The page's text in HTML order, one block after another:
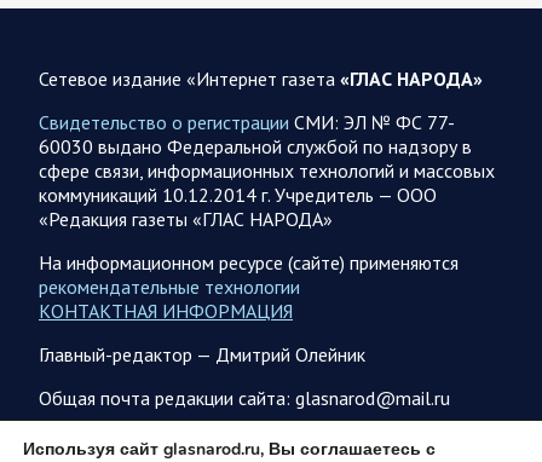
На Кумысной поляне Саратове проводится
дератизация
Как сообщили в министерстве природных ресурсов и
экологии области, обработку территории отравляющим
веществом планируется произвести с 7 по 10 августа…
Бусаргин: Уважаемые спортсмены, тренеры, участники
физкультурного движения, ветераны и любители
Поздравление Губернатора Саратовской области:
Саратовская область всегда была одним из центров
развития спортивной культуры. Успехи…
Сетевое издание «Интернет газета «ГЛАС НАРОДА»
Свидетельство о регистрации СМИ: ЭЛ № ФС 77-
60030 выдано Федеральной службой по надзору в
сфере связи, информационных технологий и массовых
коммуникаций 10.12.2014 г. Учредитель — ООО
«Редакция газеты «ГЛАС НАРОДА»
На информационном ресурсе (сайте) применяются
рекомендательные технологии
КОНТАКТНАЯ ИНФОРМАЦИЯ
Главный-редактор — Дмитрий Олейник
Общая почта редакции сайта: glasnarod@mail.ru
ПОДПИСКА
Используя сайт glasnarod.ru, Вы соглашаетесь с